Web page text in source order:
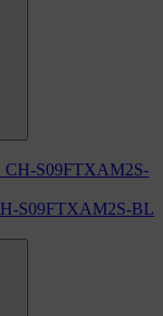
S09FTXAM2S-BL